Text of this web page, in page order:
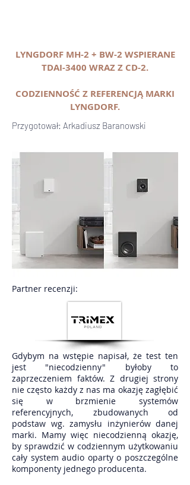
LYNGDORF MH-2 + BW-2 WSPIERANE
TDAI-3400 WRAZ Z CD-2.
CODZIENNOŚĆ Z REFERENCJĄ MARKI
LYNGDORF.
Przygotował: Arkadiusz Baranowski
Partner recenzji:
Gdybym na wstępie napisał, że test ten
jest "niecodzienny" byłoby to
zaprzeczeniem faktów. Z drugiej strony
nie często każdy z nas ma okazję zagłębić
się w brzmienie systemów
referencyjnych, zbudowanych od
podstaw wg. zamysłu inżynierów danej
marki. Mamy więc niecodzienną okazję,
by sprawdzić w codziennym użytkowaniu
cały system audio oparty o poszczególne
komponenty jednego producenta.